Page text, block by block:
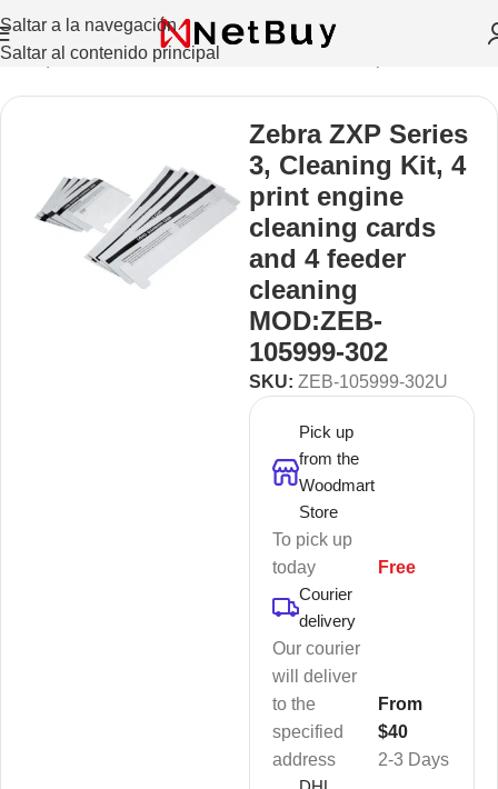
Saltar a la navegación
Saltar al contenido principal
etiquetas Recibos, Moviles, Credenciales
Zebra ZXP Series
3, Cleaning Kit, 4
print engine
cleaning cards
and 4 feeder
cleaning
MOD:ZEB-
105999-302
SKU: ZEB-105999-302U
Pick up
from the
Woodmart
Store
To pick up
today
Free
Courier
delivery
Our courier
will deliver
to the
specified
address
2-3 Days
From
$40